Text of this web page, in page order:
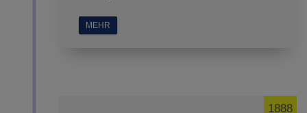
MEHR
1888